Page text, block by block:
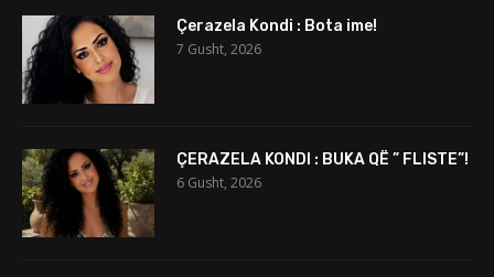
Çerazela Kondi : Bota ime!
7 Gusht, 2026
ÇERAZELA KONDI : BUKA QË ” FLISTE”!
6 Gusht, 2026